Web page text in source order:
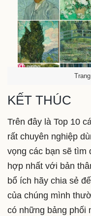
KẾT THÚC
Trên đây là Top 10
rất chuyên nghiệp
vọng các bạn sẽ tìm
hợp nhất với bản
bổ ích hãy chia sẻ
của chúng mình
có những bảng phối